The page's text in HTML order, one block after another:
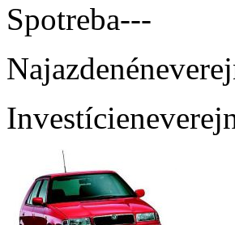
Spotreba---
Najazdené
Investície